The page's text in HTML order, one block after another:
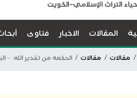
التراث الإسلامي-الكويت
المقالات الاخبار فتاوى
مقالات مقالات الحكمة من تقدير الله –